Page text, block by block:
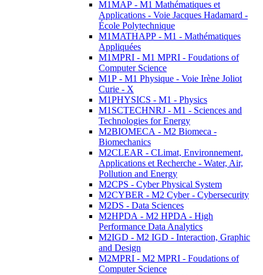
M1MAP - M1 Mathématiques et
Applications - Voie Jacques Hadamard -
École Polytechnique
M1MATHAPP - M1 - Mathématiques
Appliquées
M1MPRI - M1 MPRI - Foudations of
Computer Science
M1P - M1 Physique - Voie Irène Joliot
Curie - X
M1PHYSICS - M1 - Physics
M1SCTECHNRJ - M1 - Sciences and
Technologies for Energy
M2BIOMECA - M2 Biomeca -
Biomechanics
M2CLEAR - CLimat, Environnement,
Applications et Recherche - Water, Air,
Pollution and Energy
M2CPS - Cyber Physical System
M2CYBER - M2 Cyber - Cybersecurity
M2DS - Data Sciences
M2HPDA - M2 HPDA - High
Performance Data Analytics
M2IGD - M2 IGD - Interaction, Graphic
and Design
M2MPRI - M2 MPRI - Foudations of
Computer Science